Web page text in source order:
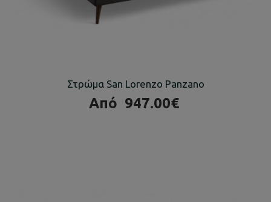
Στρώμα San Lorenzo Panzano
Από 947.00€